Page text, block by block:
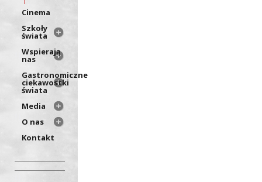
Cinema
Szkoły
świata
Wspierają
nas
Gastronomiczne
ciekawostki
świata
Media
O nas
Kontakt